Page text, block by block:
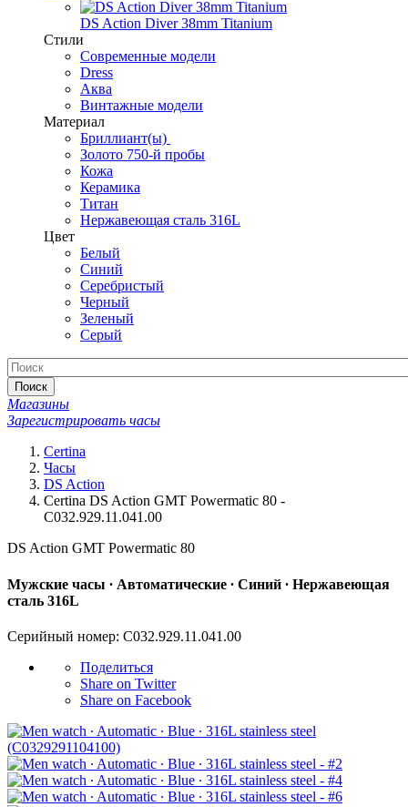
DS Action Diver 38mm Titanium
Стили
Современные модели
Dress
Аква
Винтажные модели
Материал
Бриллиант(ы)
Золото 750-й пробы
Кожа
Керамика
Титан
Нержавеющая сталь 316L
Цвет
Белый
Синий
Серебристый
Черный
Зеленый
Серый
Поиск
Магазины
Зарегистрировать часы
Certina
Часы
DS Action
Certina DS Action GMT Powermatic 80 -
C032.929.11.041.00
DS Action GMT Powermatic 80
Мужские часы ∙ Автоматические ∙ Синий ∙ Нержавеющая
сталь 316L
Серийный номер: C032.929.11.041.00
Поделиться
Share on Twitter
Share on Facebook